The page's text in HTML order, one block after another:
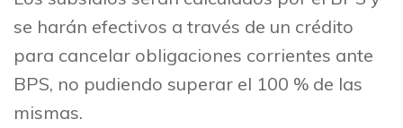
se harán efectivos a través de un crédito
para cancelar obligaciones corrientes ante
BPS, no pudiendo superar el 100 % de las
mismas.